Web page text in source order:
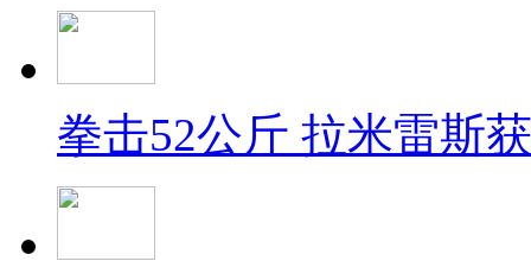
拳击52公斤 拉米雷斯